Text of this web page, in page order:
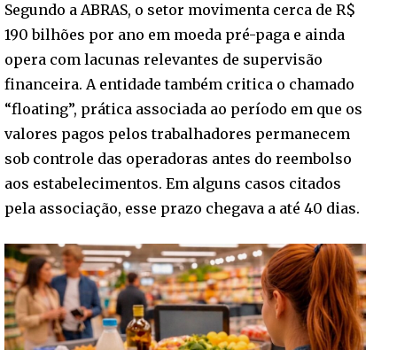
Segundo a ABRAS, o setor movimenta cerca de R$
190 bilhões por ano em moeda pré-paga e ainda
opera com lacunas relevantes de supervisão
financeira. A entidade também critica o chamado
“floating”, prática associada ao período em que os
valores pagos pelos trabalhadores permanecem
sob controle das operadoras antes do reembolso
aos estabelecimentos. Em alguns casos citados
pela associação, esse prazo chegava a até 40 dias.